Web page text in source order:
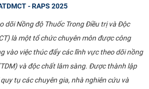
- RAPS 2025
dõi Nồng độ Thuốc Trong Điều trị và Độc
là một tổ chức chuyên môn được công
vào việc thúc đẩy các lĩnh vực theo dõi nồng
và độc chất lâm sàng. Được thành lập
tụ các chuyên gia, nhà nghiên cứu và